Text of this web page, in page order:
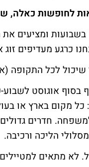
לחופשות כאלה,
ומציעים
כרגע מעדיפים
בסוף אוגוסט
כל מקום בארץ או
הליכה ורכיבה.
לא מתאים